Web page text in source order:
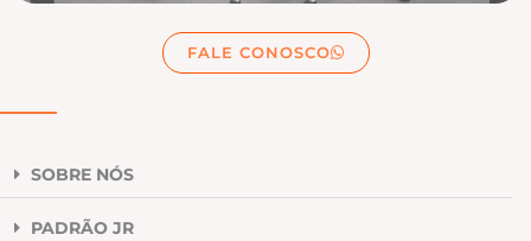
FALE CONOSCO
SOBRE NÓS
PADRÃO JR